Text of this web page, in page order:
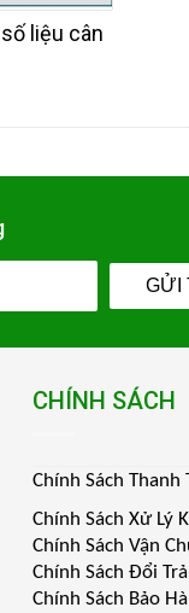
GỬI
CHÍNH SÁCH
Chính Sách Thanh
Chính Sách Xử Lý
Chính Sách Vận
Chính Sách Đổi
Chính Sách Bảo
liệu cân